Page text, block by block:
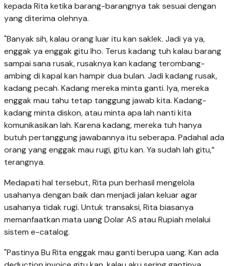
kepada Rita ketika barang-barangnya tak sesuai dengan
yang diterima olehnya.
"Banyak sih, kalau orang luar itu kan saklek. Jadi ya ya,
enggak ya enggak gitu lho. Terus kadang tuh kalau barang
sampai sana rusak, rusaknya kan kadang terombang-
ambing di kapal kan hampir dua bulan. Jadi kadang rusak,
kadang pecah. Kadang mereka minta ganti. Iya, mereka
enggak mau tahu tetap tanggung jawab kita. Kadang-
kadang minta diskon, atau minta apa lah nanti kita
komunikasikan lah. Karena kadang, mereka tuh hanya
butuh pertanggung jawabannya itu seberapa. Padahal ada
orang yang enggak mau rugi, gitu kan. Ya sudah lah gitu,”
terangnya.
Medapati hal tersebut, Rita pun berhasil mengelola
usahanya dengan baik dan menjadi jalan keluar agar
usahanya tidak rugi. Untuk transaksi, Rita biasanya
memanfaatkan mata uang Dolar AS atau Rupiah melalui
sistem e-catalog.
"Pastinya Bu Rita enggak mau ganti berupa uang. Kan ada